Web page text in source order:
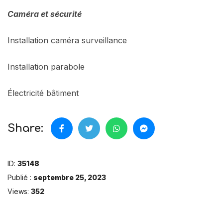
Caméra et sécurité
Installation caméra surveillance
Installation parabole
Électricité bâtiment
Share:
ID: 35148
Publié : septembre 25, 2023
Views: 352